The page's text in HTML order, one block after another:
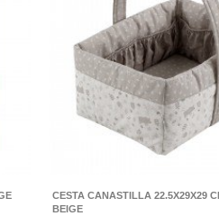
CESTA CANASTILLA 22.5X29X29
BEIGE